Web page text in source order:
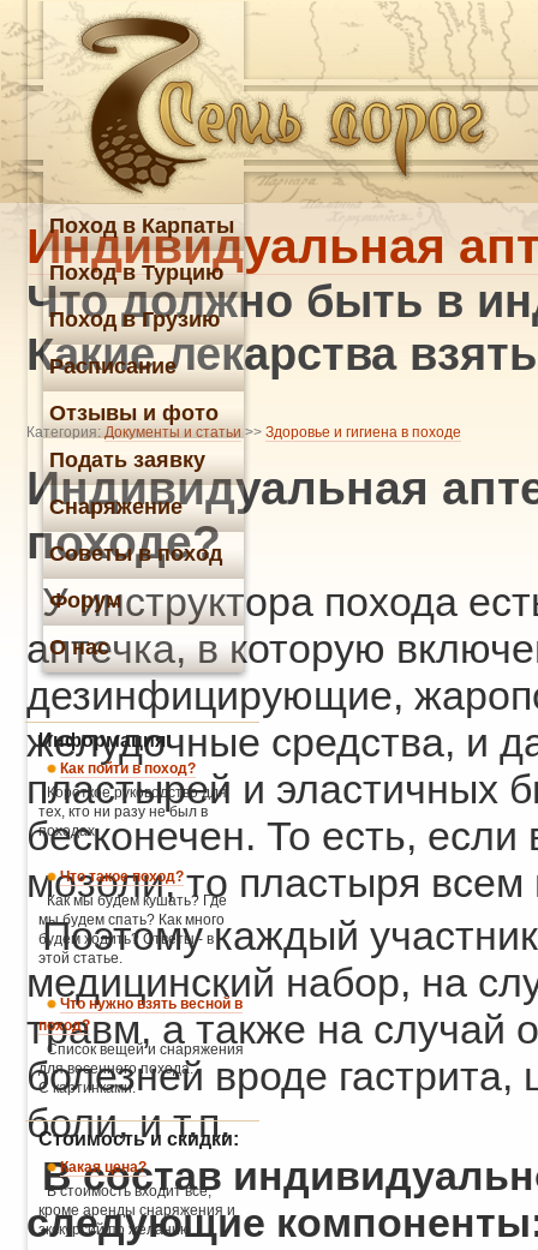
Индивидуальная
Что должно быть в
Какие лекарства
Категория: Документы и статьи >> Здоровье и гигиена в походе
Индивидуальная
походе?
У инструктора похода
аптечка, в которую
дезинфицирующие,
желудочные средства, и
пластырей и эластичных
бесконечен. То есть, если
мозоли, то пластыря всем
Поэтому каждый
медицинский набор, на
травм, а также на случай
болезней вроде гастрита,
боли, и т.п.
В состав
следующие
Поход в Карпаты
Поход в Турцию
Поход в Грузию
Расписание
Отзывы и фото
Подать заявку
Снаряжение
Советы в поход
Форум
О нас
Информация:
Как пойти в поход?
Короткое руководство для
тех, кто ни разу не был в
походах.
Что такое поход?
Как мы будем кушать? Где
мы будем спать? Как много
будем ходить? Ответы - в
этой статье.
Что нужно взять весной в
поход?
Список вещей и снаряжения
для весеннего похода.
С картинками.
Стоимость и скидки:
Какая цена?
В стоимость входит всё,
кроме аренды снаряжения и
экскурсий по желанию.